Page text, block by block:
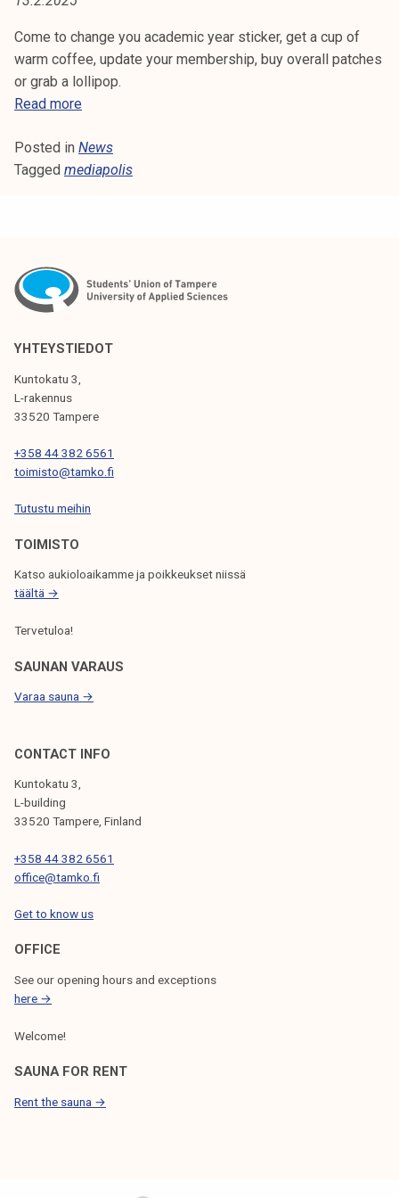
i
k
o
r
e
a
u
n
p
s
k
l
i
j
k
u
n
a
A
P
O
I
Come to change you academic year sticker, get a cup of
warm coffee, update your membership, buy overall patches
or grab a lollipop.
Read moreS
L
U
U
P
S
M
D
I
A
L
Posted in News
Tagged mediapolis
YHTEYSTIEDOT
Kuntokatu 3,
L-rakennus
33520 Tampere
+358 44 382 6561
toimisto@tamko.fi
Tutustu meihin
TOIMISTO
Katso aukioloaikamme ja poikkeukset niissä
täältä →
Tervetuloa!
SAUNAN VARAUS
Varaa sauna →
CONTACT INFO
Kuntokatu 3,
L-building
33520 Tampere, Finland
+358 44 382 6561
office@tamko.fi
Get to know us
OFFICE
See our opening hours and exceptions
here →
Welcome!
SAUNA FOR RENT
Rent the sauna →